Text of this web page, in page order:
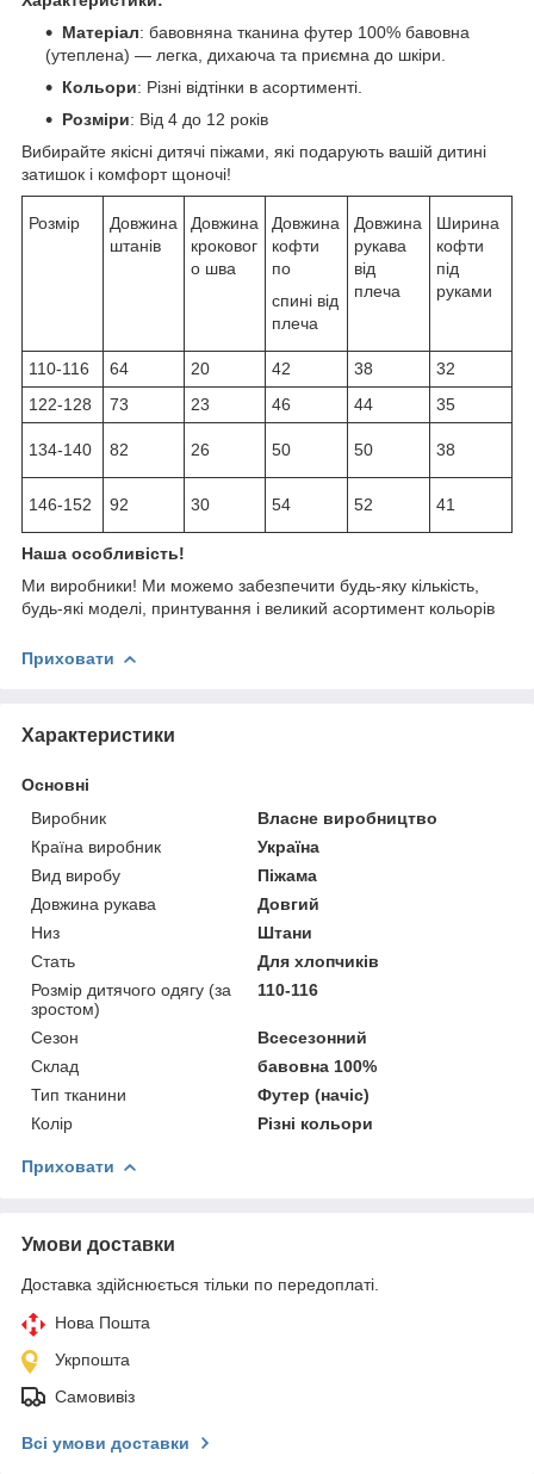
Матеріал: бавовняна тканина футер 100% бавовна
(утеплена) — легка, дихаюча та приємна до шкіри.
Кольори: Різні відтінки в асортименті.
Розміри: Від 4 до 12 років
Вибирайте якісні дитячі піжами, які подарують вашій дитині
затишок і комфорт щоночі!
Розмір
Довжина
штанів
Довжина
кроковог
о шва
Довжина
кофти
по
спині від
плеча
Довжина
рукава
від
плеча
Ширина
кофти
під
руками
110-116 64 20 42 38
32
122-128
73 23 46 44 35
134-140 82 26 50 50 38
146-152 92 30 54 52 41
Наша особливість!
Ми виробники! Ми можемо забезпечити будь-яку кількість,
будь-які моделі, принтування і великий асортимент кольорів
Приховати
Характеристики
Основні
Виробник
Власне виробництво
Країна виробник
Україна
Вид виробу
Піжама
Довжина рукава
Довгий
Низ
Штани
Стать
Для хлопчиків
Розмір дитячого одягу (за
зростом)
110-116
Сезон
Всесезонний
Склад
бавовна 100%
Тип тканини
Футер (начіс)
Колір
Різні кольори
Приховати
Умови доставки
Доставка здійснюється тільки по передоплаті.
Нова Пошта
Укрпошта
Самовивіз
Всі умови доставки